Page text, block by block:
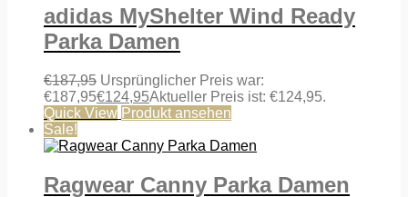
adidas MyShelter Wind Ready
Parka Damen
€187,95 Ursprünglicher Preis war:
€187,95€124,95Aktueller Preis ist: €124,95.
Quick View Produkt ansehen
Sale!
Ragwear Canny Parka Damen